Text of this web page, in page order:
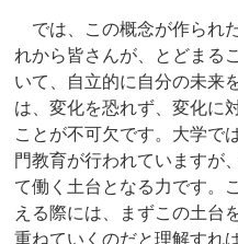
では、この概念が作られ
れから皆さんが、とどまる
いて、自立的に自分の未来
は、変化を恐れず、変化に
ことが不可欠です。大学で
門教育が行われていますが
て働く土台となる力です。
える際には、まずこの土台
重ねていくのだと理解すれ